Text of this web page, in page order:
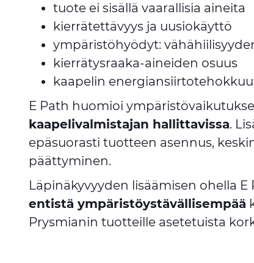
tuote ei sisällä vaarallisia aineita
kierrätettävyys ja uusiokäyttö
ympäristöhyödyt:
kierrätysraaka-aineiden osuus
kaapelin
E Path huomioi
kaapelivalmistajan hallittavissa.
epäsuorasti tuotteen asennus,
päättyminen.
Läpinäkyvyyden lisäämisen ohella
entistä ympäristöystävällisempää
Prysmianin tuotteille asetetuista